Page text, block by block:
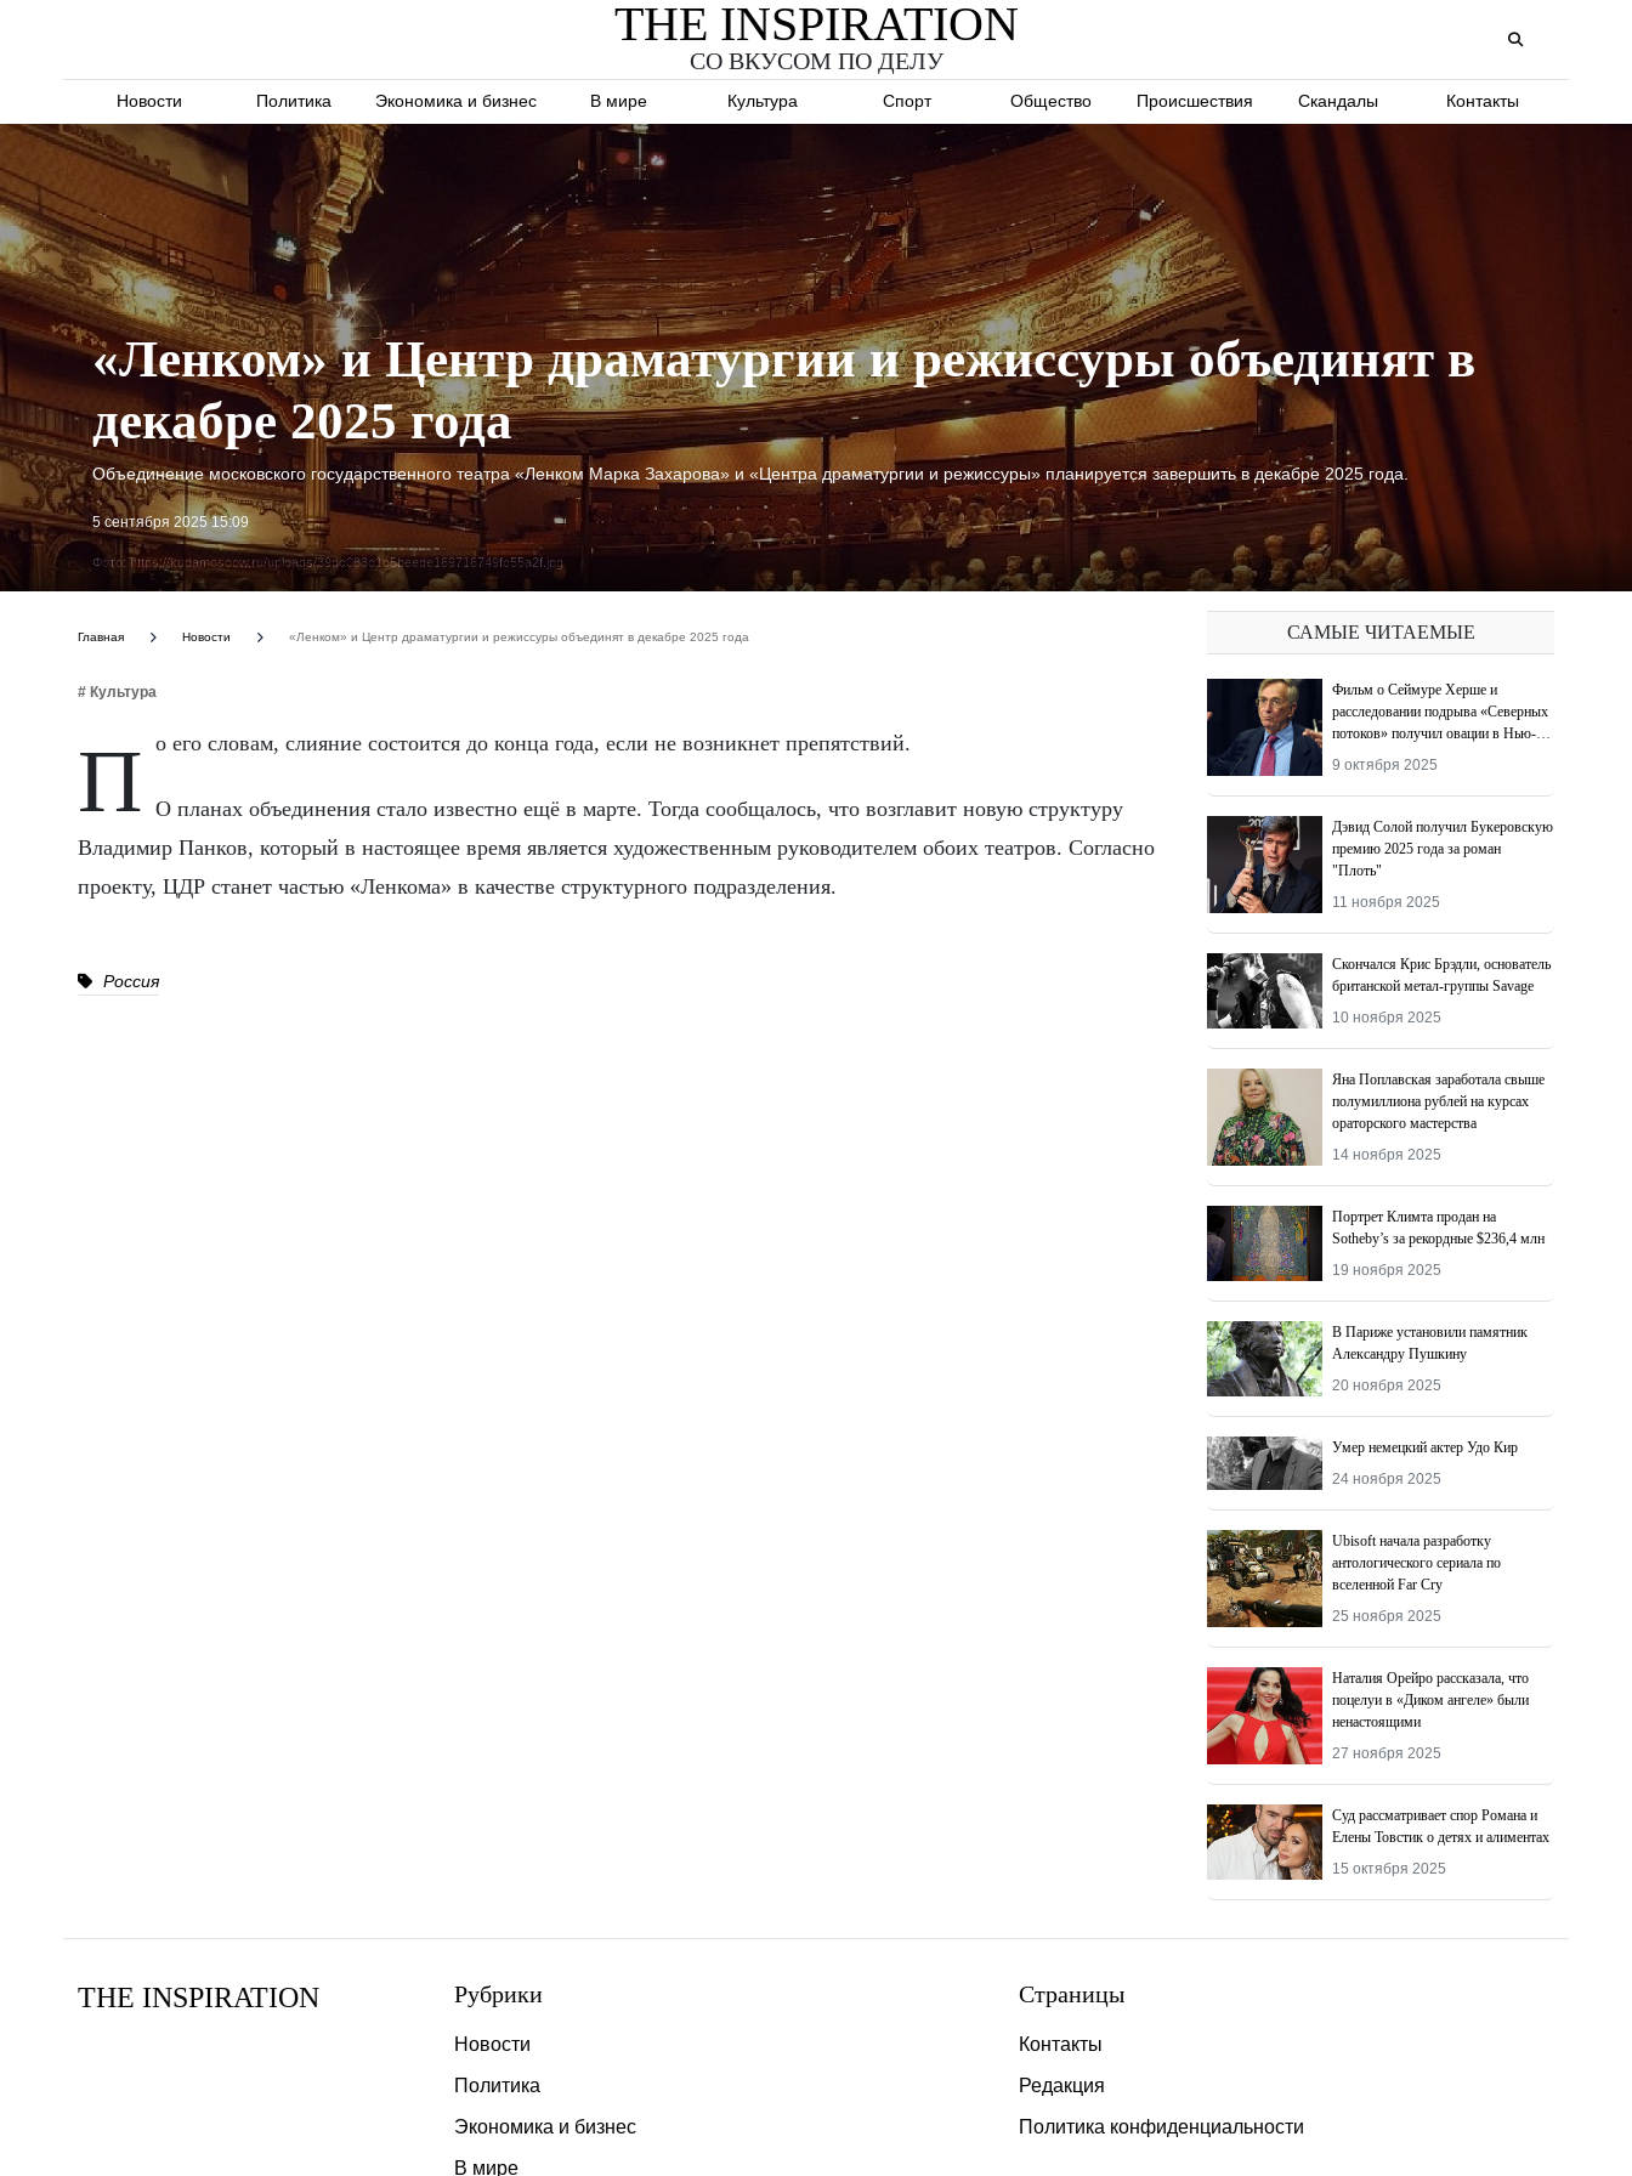
THE INSPIRATION
СО ВКУСОМ ПО ДЕЛУ
Новости Политика Экономика и бизнес В мире Культура Спорт Общество Происшествия Скандалы Контакты
Фото: https://kudamoscow.ru/uploads/39dc083c1c5beede169716749fc55a2f.jpg
«Ленком» и Центр драматургии и режиссуры объединят в
декабре 2025 года
Объединение московского государственного театра «Ленком Марка Захарова» и «Центра драматургии и режиссуры» планируется завершить в декабре 2025 года.
5 сентября 2025 15:09
Главная Новости «Ленком» и Центр драматургии и режиссуры объединят в декабре 2025 года
# Культура
По его словам, слияние состоится до конца года, если не возникнет препятствий.
О планах объединения стало известно ещё в марте. Тогда сообщалось, что возглавит новую структуру
Владимир Панков, который в настоящее время является художественным руководителем обоих театров. Согласно
проекту, ЦДР станет частью «Ленкома» в качестве структурного подразделения.
Россия
САМЫЕ ЧИТАЕМЫЕ
Фильм о Сеймуре Херше и
расследовании подрыва «Северных
потоков» получил овации в Нью-
Йорке
9 октября 2025
Дэвид Солой получил Букеровскую
премию 2025 года за роман
"Плоть"
11 ноября 2025
Скончался Крис Брэдли, основатель
британской метал-группы Savage
10 ноября 2025
Яна Поплавская заработала свыше
полумиллиона рублей на курсах
ораторского мастерства
14 ноября 2025
Портрет Климта продан на
Sotheby’s за рекордные $236,4 млн
19 ноября 2025
В Париже установили памятник
Александру Пушкину
20 ноября 2025
Умер немецкий актер Удо Кир
24 ноября 2025
Ubisoft начала разработку
антологического сериала по
вселенной Far Cry
25 ноября 2025
Наталия Орейро рассказала, что
поцелуи в «Диком ангеле» были
ненастоящими
27 ноября 2025
Суд рассматривает спор Романа и
Елены Товстик о детях и алиментах
15 октября 2025
THE INSPIRATION Рубрики
Новости
Политика
Экономика и бизнес
В мире
Страницы
Контакты
Редакция
Политика конфиденциальности